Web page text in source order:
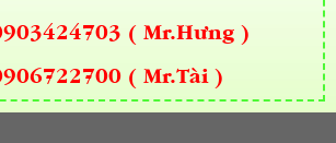
( Mr.Hưng )
( Mr.Tài )